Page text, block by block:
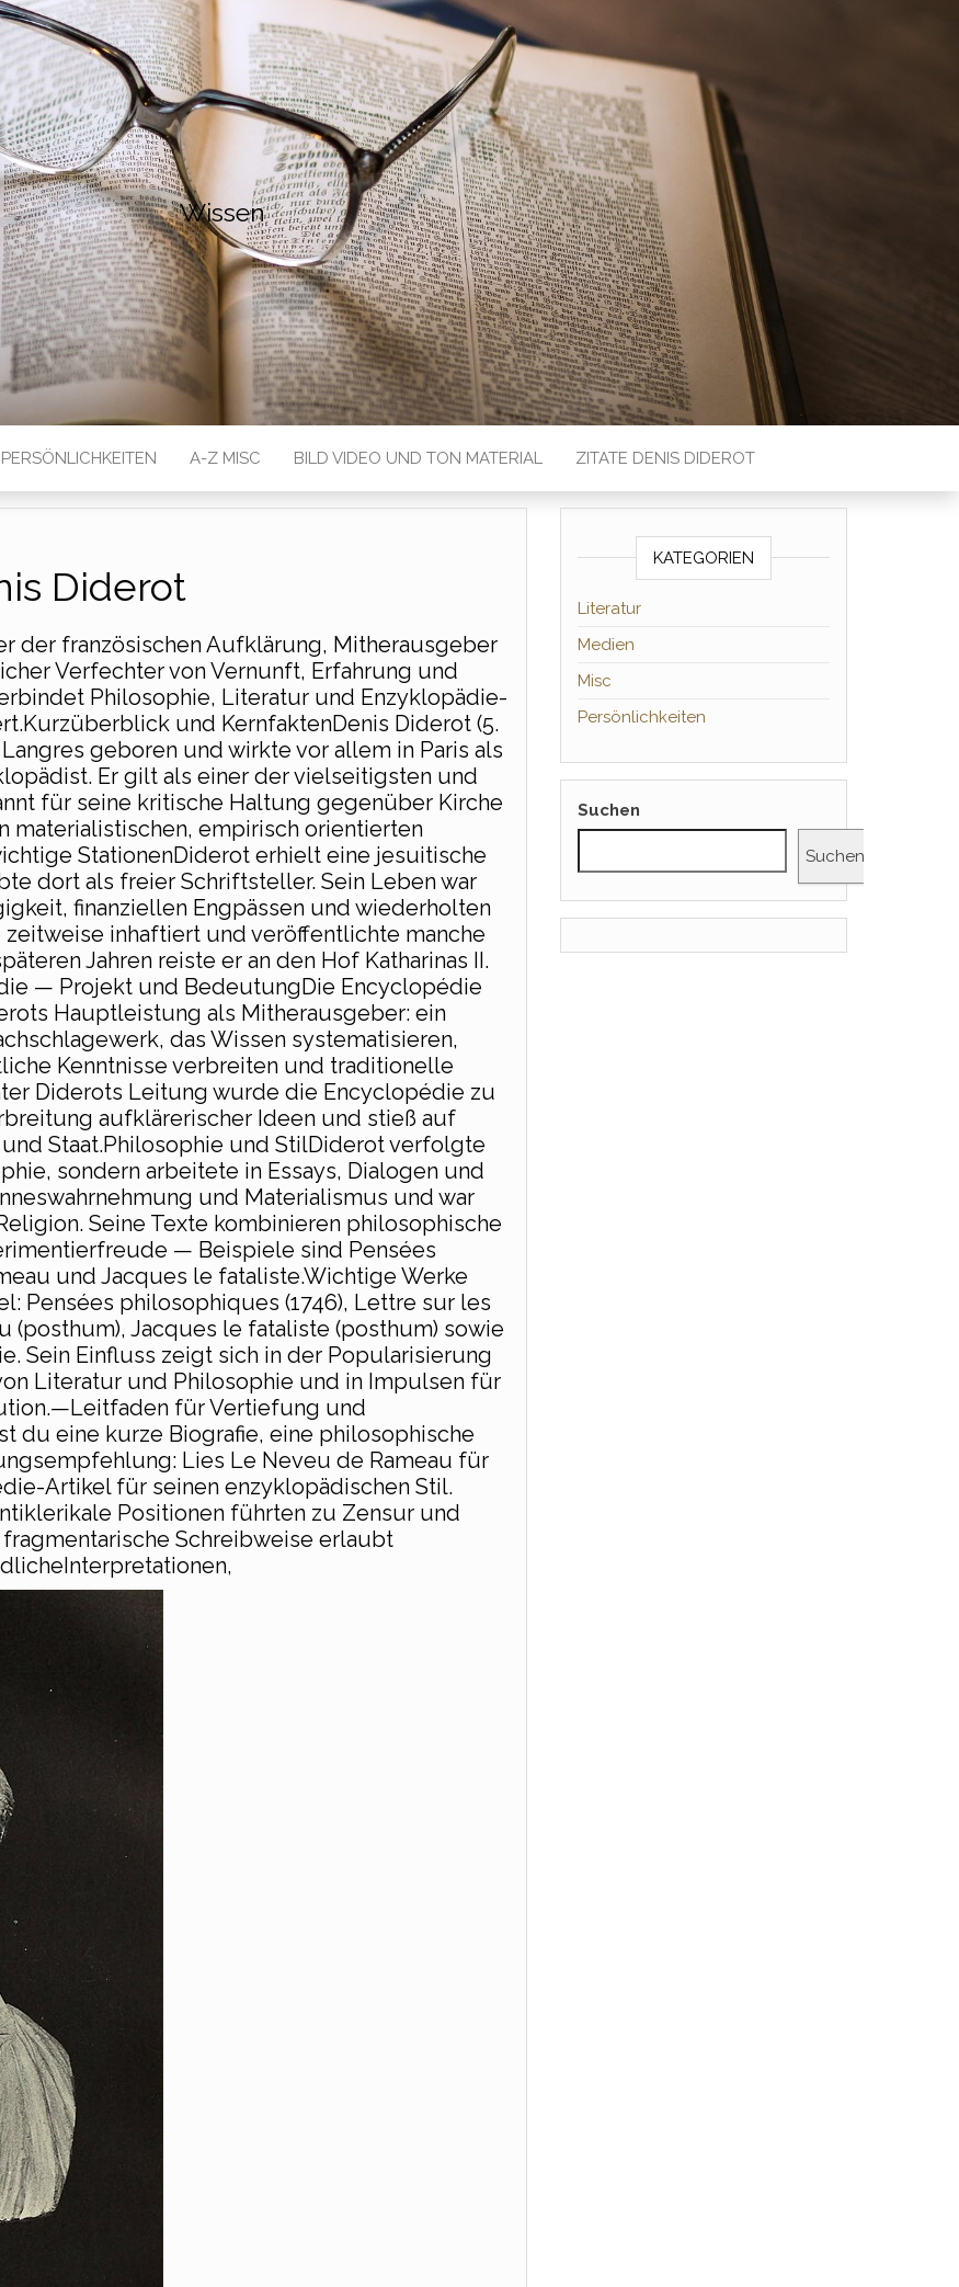
Wissen
A-Z MISC BILD VIDEO UND TON MATERIAL ZITATE DENIS DIDEROT
Diderot
der französischen Aufklärung, Mitherausgeber
Verfechter von Vernunft, Erfahrung und
Philosophie, Literatur und Enzyklopädie-
und KernfaktenDenis Diderot (5.
geboren und wirkte vor allem in Paris als
Er gilt als einer der vielseitigsten und
für seine kritische Haltung gegenüber Kirche
materialistischen, empirisch orientierten
StationenDiderot erhielt eine jesuitische
dort als freier Schriftsteller. Sein Leben war
finanziellen Engpässen und wiederholten
inhaftiert und veröffentlichte manche
Jahren reiste er an den Hof Katharinas II.
— Projekt und BedeutungDie Encyclopédie
Hauptleistung als Mitherausgeber: ein
das Wissen systematisieren,
Kenntnisse verbreiten und traditionelle
Diderots Leitung wurde die Encyclopédie zu
aufklärerischer Ideen und stieß auf
Staat.Philosophie und StilDiderot verfolgte
sondern arbeitete in Essays, Dialogen und
und Materialismus und war
Seine Texte kombinieren philosophische
— Beispiele sind Pensées
und Jacques le fataliste.Wichtige Werke
Pensées philosophiques (1746), Lettre sur les
(posthum), Jacques le fataliste (posthum) sowie
Sein Einfluss zeigt sich in der Popularisierung
Literatur und Philosophie und in Impulsen für
für Vertiefung und
du eine kurze Biografie, eine philosophische
Lies Le Neveu de Rameau für
Artikel für seinen enzyklopädischen Stil.
Positionen führten zu Zensur und
Schreibweise erlaubt
KATEGORIEN
Literatur
Medien
Misc
Persönlichkeiten
Suchen
Suchen